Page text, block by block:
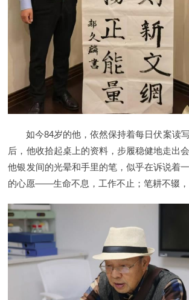
如今84岁的他，依然保持着每日伏案读
后，他收拾起桌上的资料，步履稳健地走出
他银发间的光晕和手里的笔，似乎在诉说着
的心愿——生命不息，工作不止；笔耕不辍，